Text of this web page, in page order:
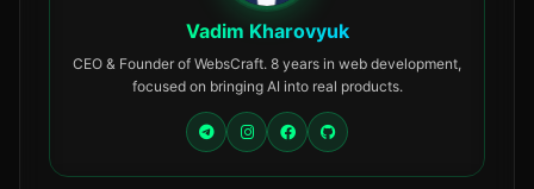
Vadim Kharovyuk
CEO & Founder of WebsCraft. 8 years in web development,
focused on bringing AI into real products.